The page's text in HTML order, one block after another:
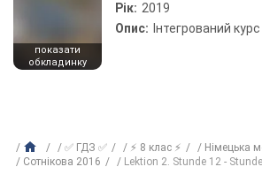
показати
обкладинку
Рік: 2019
Опис: Інтегрований курс
✅ ГДЗ ✅ ⚡ 8 клас ⚡
Німецька
Сотнікова 2016
Lektion 2. Stunde 12 -